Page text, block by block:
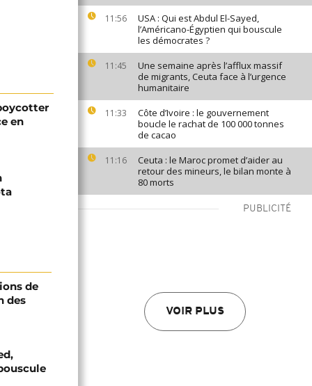
11:56
USA : Qui est Abdul El-Sayed,
l’Américano-Égyptien qui bouscule
les démocrates ?
11:45
Une semaine après l’afflux massif
de migrants, Ceuta face à l’urgence
humanitaire
11:33
Côte d’Ivoire : le gouvernement
boucle le rachat de 100 000 tonnes
de cacao
11:16
Ceuta : le Maroc promet d’aider au
retour des mineurs, le bilan monte à
80 morts
PUBLICITÉ
VOIR PLUS
en
de
des